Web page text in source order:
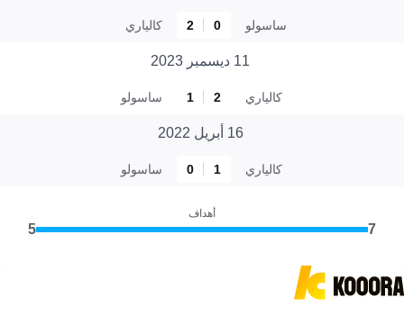
ساسولو 0
2 كالياري
11 ديسمبر 2023
كالياري 2
1 ساسولو
16 أبريل 2022
كالياري 1
0 ساسولو
أهداف
7
5